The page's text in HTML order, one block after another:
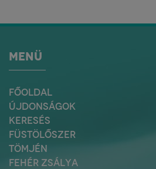
MENÜ
FŐOLDAL
ÚJDONSÁGOK
KERESÉS
FÜSTÖLŐSZER
TÖMJÉN
FEHÉR ZSÁLYA